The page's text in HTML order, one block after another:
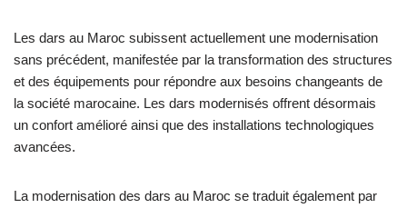
Les dars au Maroc subissent actuellement une modernisation
sans précédent, manifestée par la transformation des structures
et des équipements pour répondre aux besoins changeants de
la société marocaine. Les dars modernisés offrent désormais
un confort amélioré ainsi que des installations technologiques
avancées.
La modernisation des dars au Maroc se traduit également par